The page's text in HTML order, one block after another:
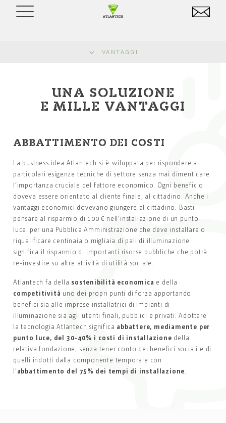
VANTAGGI
UNA SOLUZIONE
E MILLE VANTAGGI
ABBATTIMENTO DEI COSTI
La business idea Atlantech si è sviluppata per rispondere a
particolari esigenze tecniche di settore senza mai dimenticare
l’importanza cruciale del fattore economico. Ogni beneficio
doveva essere orientato al cliente finale, al cittadino. Anche i
vantaggi economici dovevano giungere al cittadino. Basti
pensare al risparmio di 100 € nell’installazione di un punto
luce: per una Pubblica Amministrazione che deve installare o
riqualificare centinaia o migliaia di pali di illuminazione
significa il risparmio di importanti risorse pubbliche che potrà
re-investire su altre attività di utilità sociale.
Atlantech fa della sostenibilità economica e della
competitività uno dei propri punti di forza apportando
benefici sia alle imprese installatrici di impianti di
illuminazione sia agli utenti finali, pubblici e privati. Adottare
la tecnologia Atlantech significa abbattere, mediamente per
punto luce, del 30-40% i costi di installazione della
relativa fondazione, senza tener conto dei benefici sociali e di
quelli indotti dalla componente temporale con
l’abbattimento del 75% dei tempi di installazione